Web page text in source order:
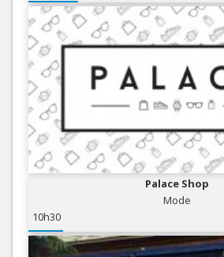
Palace Shop
Mode
10h30